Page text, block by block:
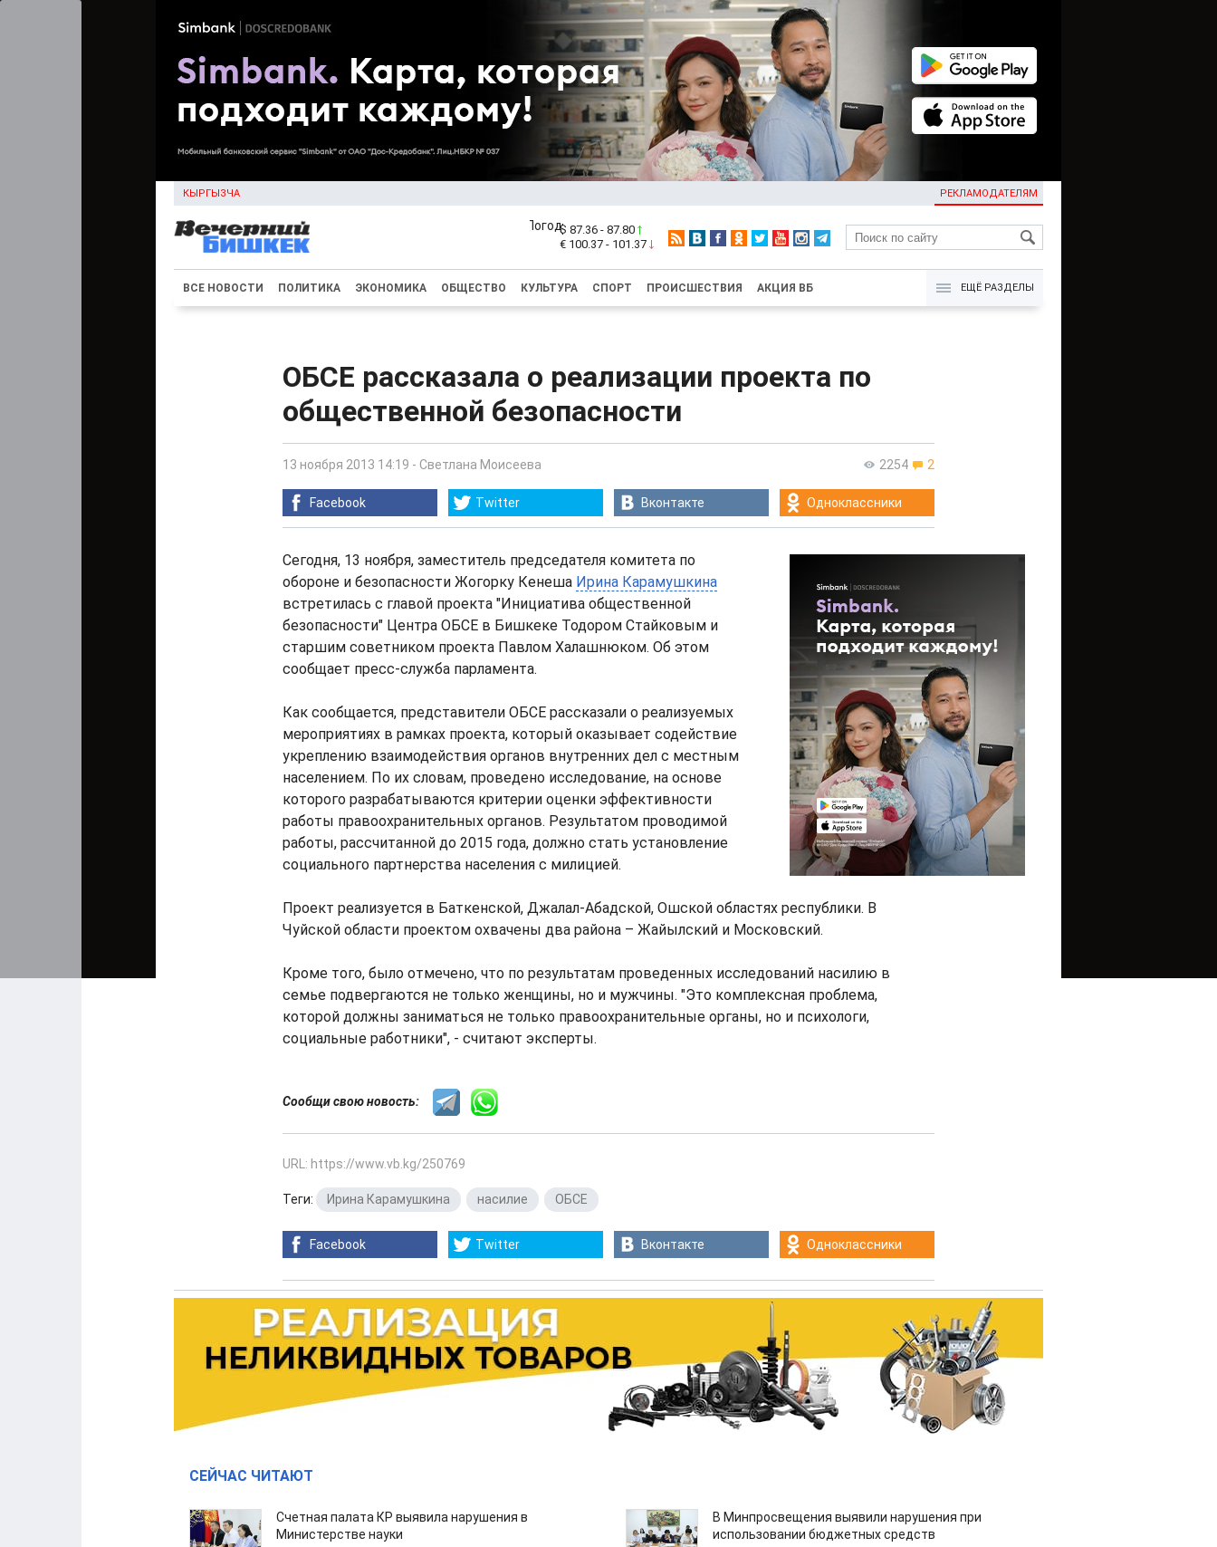
КЫРГЫЗЧА РЕКЛАМОДАТЕЛЯМ
KG
$ 87.36 - 87.80
€ 100.37 - 101.37
ВСЕ НОВОСТИ ПОЛИТИКА ЭКОНОМИКА ОБЩЕСТВО КУЛЬТУРА СПОРТ ПРОИСШЕСТВИЯ АКЦИЯ ВБ ЕЩЁ РАЗДЕЛЫ
ОБСЕ рассказала о реализации проекта по
общественной безопасности
2254 2
13 ноября 2013 14:19 - Светлана Моисеева
Facebook Twitter Вконтакте Одноклассники
Cегодня, 13 ноября, заместитель председателя комитета по
обороне и безопасности Жогорку Кенеша Ирина Карамушкина
встретилась с главой проекта "Инициатива общественной
безопасности" Центра ОБСЕ в Бишкеке Тодором Стайковым и
старшим советником проекта Павлом Халашнюком. Об этом
сообщает пресс-служба парламента.
Как сообщается, представители ОБСЕ рассказали о реализуемых
мероприятиях в рамках проекта, который оказывает содействие
укреплению взаимодействия органов внутренних дел с местным
населением. По их словам, проведено исследование, на основе
которого разрабатываются критерии оценки эффективности
работы правоохранительных органов. Результатом проводимой
работы, рассчитанной до 2015 года, должно стать установление
социального партнерства населения с милицией.
Проект реализуется в Баткенской, Джалал-Абадской, Ошской областях республики. В
Чуйской области проектом охвачены два района – Жайылский и Московский.
Кроме того, было отмечено, что по результатам проведенных исследований насилию в
семье подвергаются не только женщины, но и мужчины. "Это комплексная проблема,
которой должны заниматься не только правоохранительные органы, но и психологи,
социальные работники", - считают эксперты.
Сообщи свою новость:
URL: https://www.vb.kg/250769
Теги: Ирина Карамушкина насилие ОБСЕ
Facebook Twitter Вконтакте Одноклассники
СЕЙЧАС ЧИТАЮТ
Счетная палата КР выявила нарушения в
Министерстве науки
В Минпросвещения выявили нарушения при
использовании бюджетных средств